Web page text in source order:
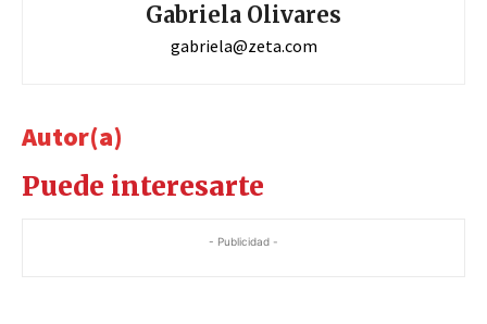
Gabriela Olivares
gabriela@zeta.com
Autor(a)
Puede interesarte
- Publicidad -